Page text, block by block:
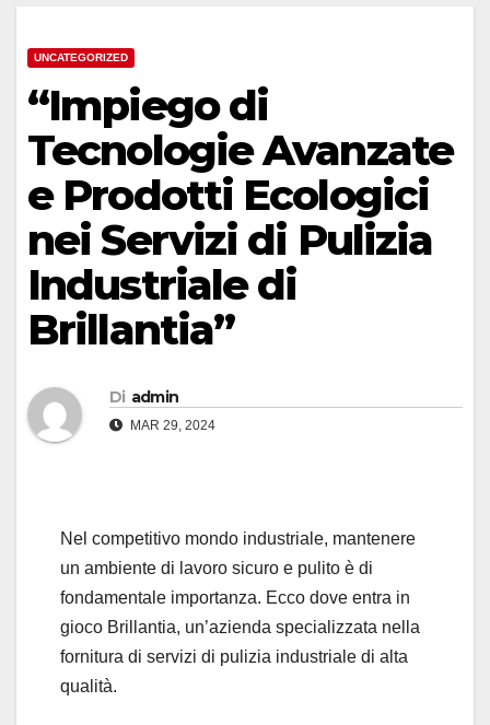
UNCATEGORIZED
“Impiego di
Tecnologie Avanzate
e Prodotti Ecologici
nei Servizi di Pulizia
Industriale di
Brillantia”
Di admin
MAR 29, 2024
Nel competitivo mondo industriale, mantenere
un ambiente di lavoro sicuro e pulito è di
fondamentale importanza. Ecco dove entra in
gioco Brillantia, un’azienda specializzata nella
fornitura di servizi di pulizia industriale di alta
qualità.